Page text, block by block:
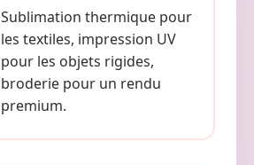
Sublimation thermique pour
les textiles, impression UV
pour les objets rigides,
broderie pour un rendu
premium.